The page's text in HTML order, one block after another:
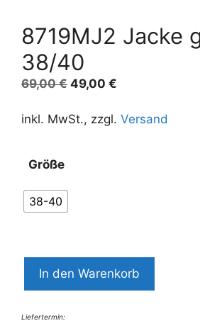
8719MJ2 Jacke
38/40
69,00€ Ursprünglicher
war:
49,00 €
ist:
inkl. MwSt., zzgl. Versand
Größe
38-40
Jacke
Gr
In den Warenkorb
Liefertermin: